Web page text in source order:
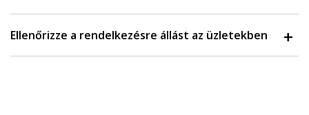
Ellenőrizze a rendelkezésre állást az üzletekben